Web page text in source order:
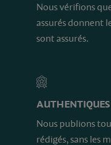
Nous vérifions
assurés donnent
sont assurés.
AUTHENTIQUES
Nous publions
rédigés, sans les